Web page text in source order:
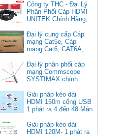
Cáp chuyển USB Type-C sang
Displayport 1.4 độ phân giải
cao cấp
Giá: 350,000 VNĐ
Công ty THC - Đại Lý
Phân Phối Cáp HDMI
UNITEK Chính Hãng,
Đại lý cung cấp Cáp
mạng Cat5e, Cáp
mạng Cat6, CAT6A,
Commscope
Đại lý phân phối cáp
mạng Commscope
SYSTIMAX chính
Giải pháp kéo dài
HDMI 150m cổng USB
1 phát ra 4 đến 48 Màn
Giải pháp kéo dài
HDMI 120M- 1 phát ra